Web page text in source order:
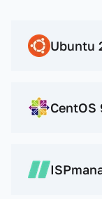
Ubuntu
CentOS